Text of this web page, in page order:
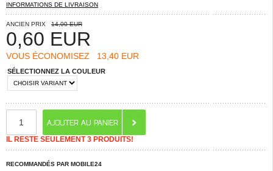
INFORMATIONS DE LIVRAISON
ANCIEN PRIX 14,00 EUR
0,60 EUR
VOUS ÉCONOMISEZ 13,40 EUR
SÉLECTIONNEZ LA COULEUR
IL RESTE SEULEMENT 3 PRODUITS!
RECOMMANDÉS PAR MOBILE24